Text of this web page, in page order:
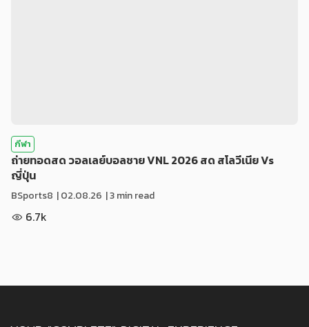
กีฬา
ถ่ายทอดสด วอลเลย์บอลชาย VNL 2026 สด สโลวีเนีย Vs
ญี่ปุ่น
BSports8 |02.08.26 | 3 min read
6.7k